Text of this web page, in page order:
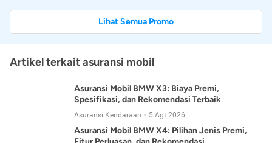
Lihat Semua Promo
Artikel terkait asuransi mobil
Asuransi Mobil BMW X3: Biaya Premi,
Spesifikasi, dan Rekomendasi Terbaik
Asuransi Kendaraan 5 Agt 2026
Asuransi Mobil BMW X4: Pilihan Jenis Premi,